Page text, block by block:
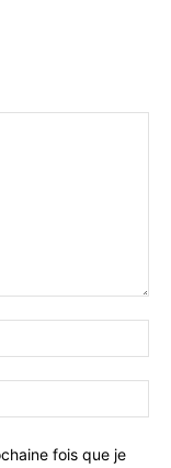
fois que je